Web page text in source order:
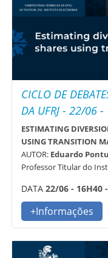
CICLO DE
DA UFRJ - 22/06
ESTIMATING
USING TRANSITION
AUTOR:Eduardo
Professor Titular do
DATA22/06 - 16H40
+Informações